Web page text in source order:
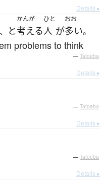
Details ▸
、 と
かんが
考える
ひと
人 が
おお
多い。
problems to think
— Tatoeba
Details ▸
— Tatoeba
Details ▸
— Tatoeba
Details ▸